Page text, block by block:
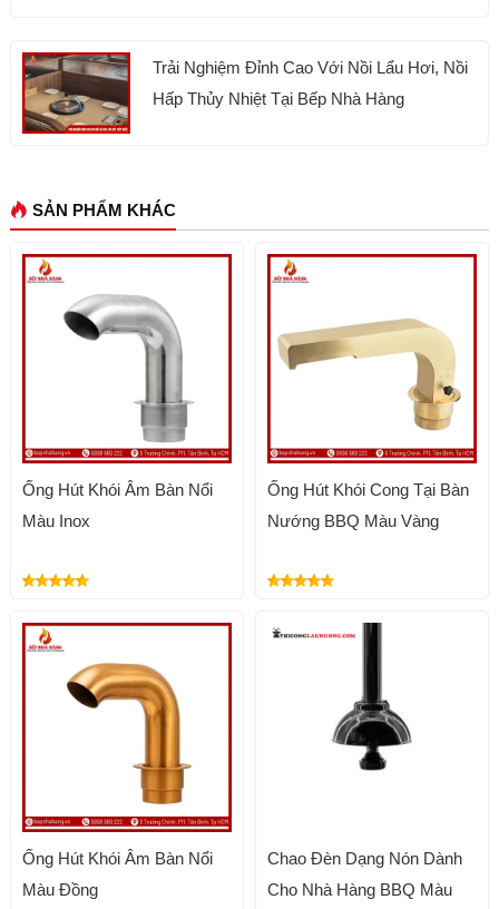
Trải Nghiệm Đỉnh Cao Với Nồi Lẩu Hơi, Nồi
Hấp Thủy Nhiệt Tại Bếp Nhà Hàng
SẢN PHẨM KHÁC
Ống Hút Khói Âm Bàn Nổi
Màu Inox
Ống Hút Khói Cong Tại Bàn
Nướng BBQ Màu Vàng
Ống Hút Khói Âm Bàn Nổi
Màu Đồng
Chao Đèn Dạng Nón Dành
Cho Nhà Hàng BBQ Màu